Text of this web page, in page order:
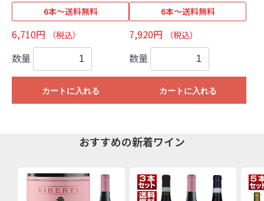
6本～送料無料
6,710円 （税込）
数量
カートに入れる
6本～送料無料
7,920円 （税込）
数量
カートに入れる
おすすめの新着ワイン